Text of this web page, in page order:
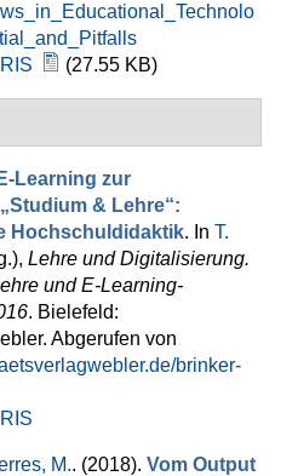
RIS (27.55 KB)
Learning zur
& Lehre“:
Hochschuldidaktik. In T.
, Lehre und Digitalisierung.
und E-Learning-
. Bielefeld:
Abgerufen von
brinker-
RIS
M.. (2018). Vom Output